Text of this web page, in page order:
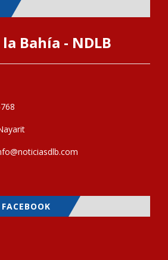
Bahía - NDLB